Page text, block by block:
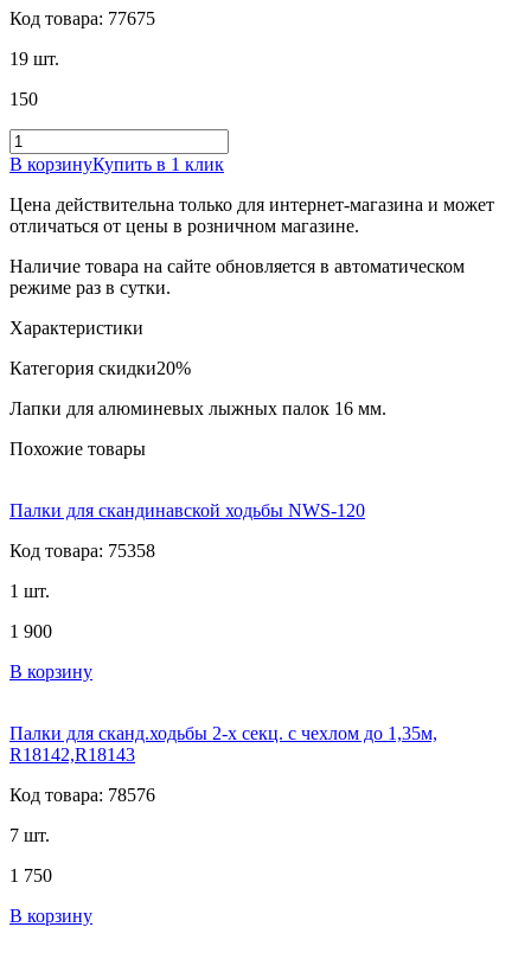
Код товара: 77675
19 шт.
150
В корзинуКупить в 1 клик
Цена действительна только для интернет-магазина и может
отличаться от цены в розничном магазине.
Наличие товара на сайте обновляется в автоматическом
режиме раз в сутки.
Характеристики
Категория скидки20%
Лапки для алюминевых лыжных палок 16 мм.
Похожие товары
Палки для скандинавской ходьбы NWS-120
Код товара: 75358
1 шт.
1 900
В корзину
Палки для сканд.ходьбы 2-х секц. с чехлом до 1,35м,
R18142,R18143
Код товара: 78576
7 шт.
1 750
В корзину